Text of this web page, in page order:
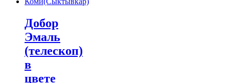
Добор
Эмаль
(телескоп)
в
цвете